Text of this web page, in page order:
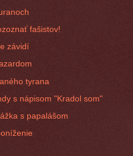
fašistov!
závidí
tyrana
s nápisom "Kradol som"
s papalášom